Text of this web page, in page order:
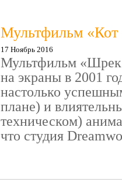
Мультфильм «Кот
17 Ноябрь 2016
Мультфильм
на экраны в 2001
настолько
плане) и
техническом)
что студия